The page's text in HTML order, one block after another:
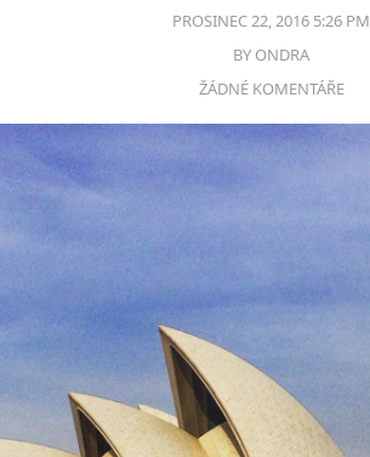
PROSINEC 22, 2016 5:26 PM
BY ONDRA
ŽÁDNÉ KOMENTÁŘE